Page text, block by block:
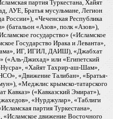
партия Туркестана, Хайят
АУЕ, Братья мусульмане, Легион
России»), «Чеченская Республика
(батальон «Азов», полк «Азов»),
государство» («Исламское
Государство Ирака и Леванта»,
ИГ, ИГИЛ, ДАИШ), «Джабхат
Джихад» или «Египетский
«Хайят Тахрир-аш-Шам»,
«Движение Талибан», «Братья-
«Меджлис крымско-татарского
Кавказ» («Кавказский Эмират»),
«Нурджулар», «Таблиги
партия Туркестана»,
«Исламское движение Восточного